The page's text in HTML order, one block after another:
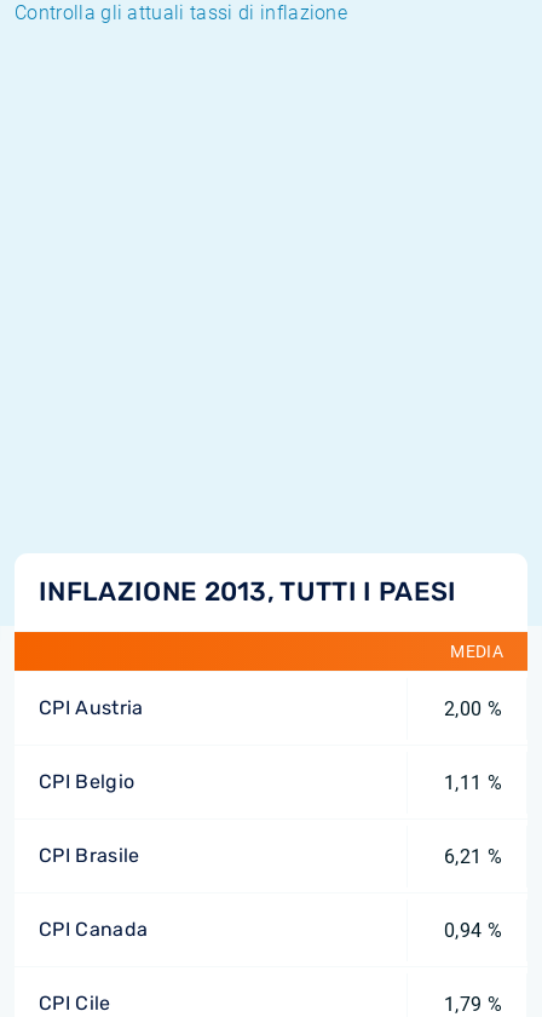
Controlla gli attuali tassi di inflazione
INFLAZIONE 2013, TUTTI I PAESI
MEDIA
CPI Austria 2,00 %
CPI Belgio 1,11 %
CPI Brasile 6,21 %
CPI Canada 0,94 %
CPI Cile 1,79 %